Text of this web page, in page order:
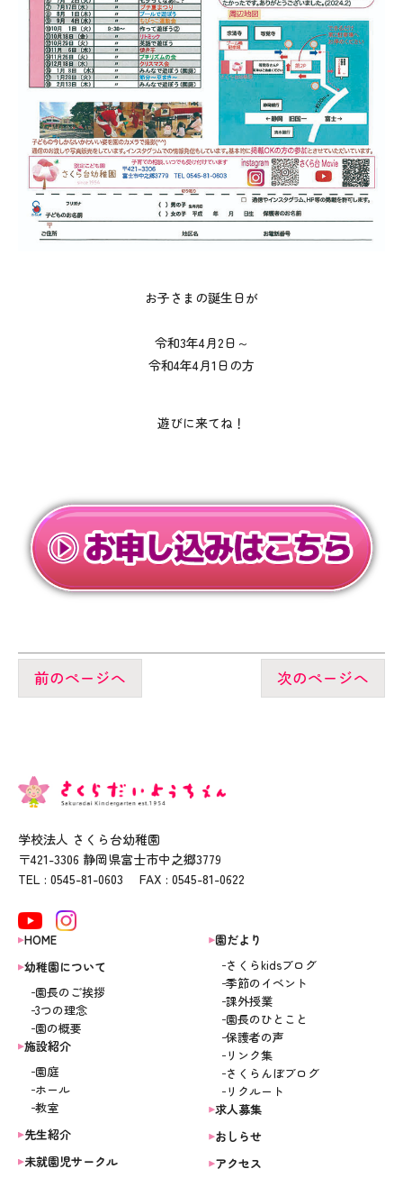
お子さまの誕生日が
令和3年4月2日～
令和4年4月1日の方
遊びに来てね！
前のページへ 次のページへ
学校法人 さくら台幼稚園
〒421-3306 静岡県富士市中之郷3779
TEL : 0545-81-0603 FAX : 0545-81-0622
HOME
幼稚園について
園長のご挨拶
3つの理念
園の概要
施設紹介
園庭
ホール
教室
先生紹介
未就園児サークル
園だより
さくらkidsブログ
季節のイベント
課外授業
園長のひとこと
保護者の声
リンク集
さくらんぼブログ
リクルート
求人募集
おしらせ
アクセス